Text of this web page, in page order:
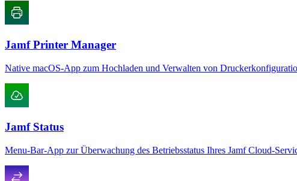
Jamf Printer Manager
Native macOS-App zum Hochladen und Verwalten von
Jamf Status
Menu-Bar-App zur Überwachung des Betriebsstatus Ihres Jamf Cloud-